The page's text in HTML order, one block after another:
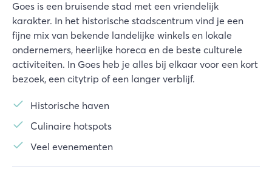
Goes is een bruisende stad met een vriendelijk
karakter. In het historische stadscentrum vind je een
fijne mix van bekende landelijke winkels en lokale
ondernemers, heerlijke horeca en de beste culturele
activiteiten. In Goes heb je alles bij elkaar voor een kort
bezoek, een citytrip of een langer verblijf.
Historische haven
Culinaire hotspots
Veel evenementen